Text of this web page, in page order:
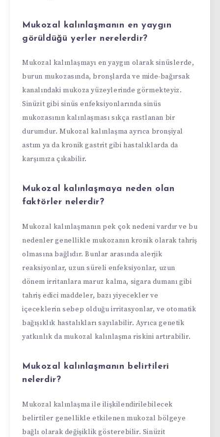
Mukozal kalınlaşmanın en yaygın
görüldüğü yerler nerelerdir?
Mukozal kalınlaşmayı en yaygın olarak sinüslerde,
burun mukozasında, bronşlarda ve mide-bağırsak
kanalındaki mukoza yüzeylerinde görmekteyiz.
Sinüzit gibi sinüs enfeksiyonlarında sinüs
mukozasının kalınlaşması sıkça rastlanan bir
durumdur. Mukozal kalınlaşma ayrıca bronşiyal
astım ya da kronik gastrit gibi hastalıklarda da
karşımıza çıkabilir.
Mukozal kalınlaşmaya neden olan
faktörler nelerdir?
Mukozal kalınlaşmanın pek çok nedeni vardır ve bu
nedenler genellikle mukozanın kronik olarak tahriş
olmasına bağlıdır. Bunlar arasında alerjik
reaksiyonlar, uzun süreli enfeksiyonlar, uzun
dönem irritanlara maruz kalma, sigara dumanı gibi
tahriş edici maddeler, bazı yiyecekler ve
içeceklerin sebep olduğu irritasyonlar, ve otomatik
bağışıklık hastalıkları sayılabilir. Ayrıca genetik
yatkınlık da mukozal kalınlaşma riskini artırabilir.
Mukozal kalınlaşmanın belirtileri
nelerdir?
Mukozal kalınlaşma ile ilişkilendirilebilecek
belirtiler genellikle etkilenen mukozal bölgeye
bağlı olarak değişiklik gösterebilir. Sinüzit